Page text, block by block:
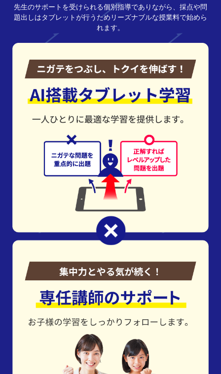
先生のサポートを受けられる個別指導でありながら、採点や問
題出しはタブレットが行うためリーズナブルな授業料で始めら
れます。